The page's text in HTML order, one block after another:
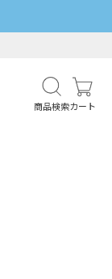
商品検索カート